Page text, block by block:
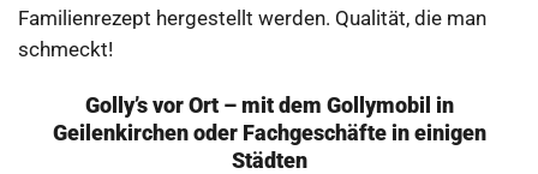
Familienrezept hergestellt werden. Qualität, die man
schmeckt!
Golly’s vor Ort – mit dem Gollymobil in
Geilenkirchen oder Fachgeschäfte in einigen
Städten